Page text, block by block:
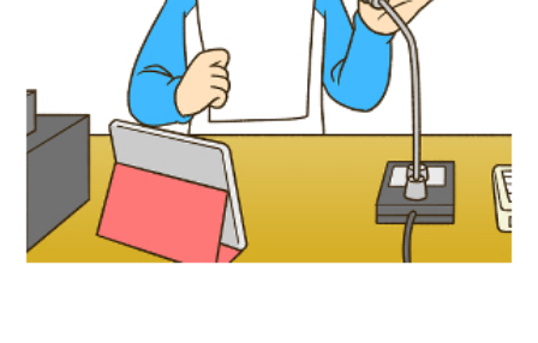
児童書イラスト『放送委員アイデアブッ
ク』あかね書房